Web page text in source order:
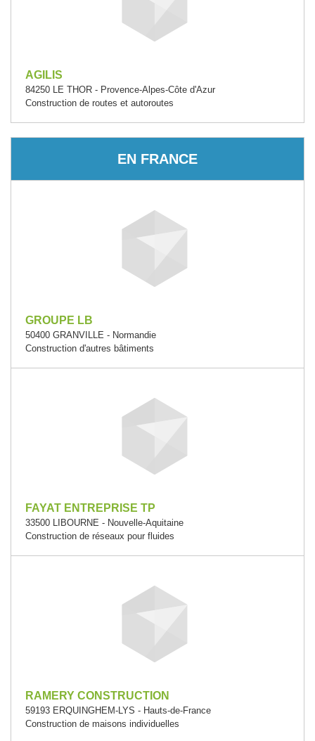
AGILIS
84250 LE THOR - Provence-Alpes-Côte d'Azur
Construction de routes et autoroutes
EN FRANCE
GROUPE LB
50400 GRANVILLE - Normandie
Construction d'autres bâtiments
FAYAT ENTREPRISE TP
33500 LIBOURNE - Nouvelle-Aquitaine
Construction de réseaux pour fluides
RAMERY CONSTRUCTION
59193 ERQUINGHEM-LYS - Hauts-de-France
Construction de maisons individuelles